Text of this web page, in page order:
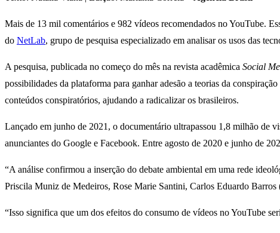
Mais de 13 mil comentários e 982 vídeos recomendados no YouTube.
do NetLab, grupo de pesquisa especializado em analisar os usos das
A pesquisa, publicada no começo do mês na revista acadêmica Social
possibilidades da plataforma para ganhar adesão a teorias da
conteúdos conspiratórios, ajudando a radicalizar os brasileiros.
Lançado em junho de 2021, o documentário ultrapassou 1,8 milhão de
anunciantes do Google e Facebook. Entre agosto de 2020 e junho de
“A análise confirmou a inserção do debate ambiental em uma rede
Priscila Muniz de Medeiros, Rose Marie Santini, Carlos Eduardo Barros
“Isso significa que um dos efeitos do consumo de vídeos no YouTube